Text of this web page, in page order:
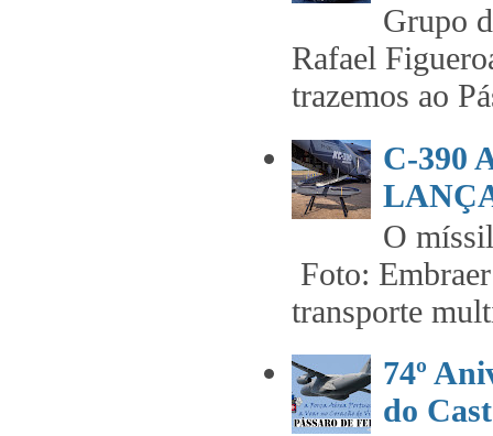
Grupo
Rafael
trazemos ao
C-390
O
Foto:
transporte
74º
do